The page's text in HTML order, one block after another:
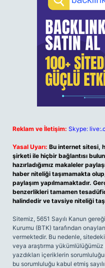
Reklam ve İletişim: Skype:
Yasal Uyarı: Bu internet sitesi,
şirketi ile hiçbir bağlantısı
hazırladığımız makaleler
haber niteliği taşımamakta
paylaşım yapılmamaktadır.
benzerlikleri tamamen
halindedir ve tavsiye niteliği
Sitemiz, 5651 Sayılı Kanun
Kurumu (BTK) tarafından
vermektedir. Bu nedenle,
veya araştırma
yazdıkları içeriklerin
bu sorumluluğu kabul etmiş